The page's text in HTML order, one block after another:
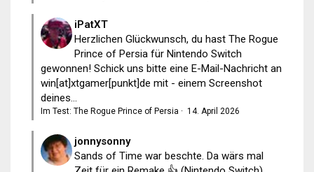
iPatXT
Herzlichen Glückwunsch, du hast The Rogue
Prince of Persia für Nintendo Switch
gewonnen! Schick uns bitte eine E-Mail-Nachricht an
win[at]xtgamer[punkt]de mit - einem Screenshot
deines...
Im Test: The Rogue Prince of Persia · 14. April 2026
jonnysonny
Sands of Time war beschte. Da wärs mal